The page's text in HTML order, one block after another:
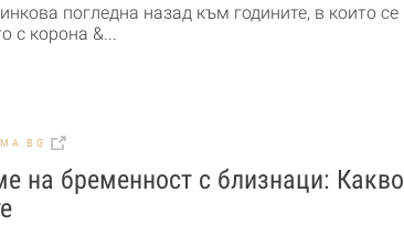
погледна назад към годините, в които се
с корона &...
на бременност с близнаци: Какво